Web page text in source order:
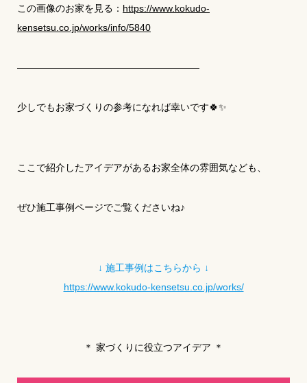
この画像のお家を見る： https://www.kokudo-
kensetsu.co.jp/works/info/5840
―――――――――――――――――――
少しでもお家づくりの参考になれば幸いです🍀✨
ここで紹介したアイデアがあるお家全体の雰囲気なども、
ぜひ施工事例ページでご覧くださいね♪
↓ 施工事例はこちらから ↓
https://www.kokudo-kensetsu.co.jp/works/
＊ 家づくりに役立つアイデア ＊